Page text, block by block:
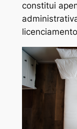
constitui